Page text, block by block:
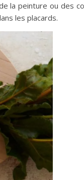
la peinture ou des
les placards.